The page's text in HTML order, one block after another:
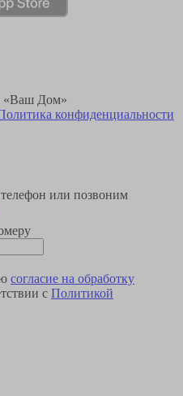
«Ваш Дом»
конфиденциальности
или позвоним
согласие на обработку
с Политикой